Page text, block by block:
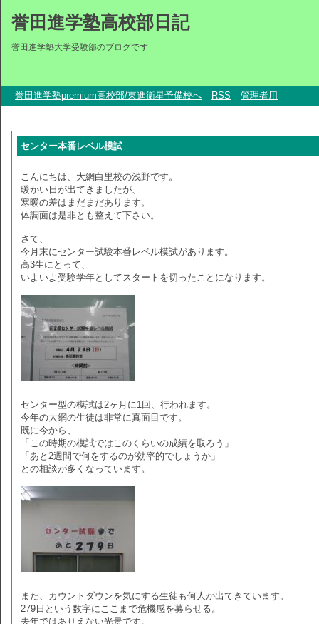
誉田進学塾高校部日記
誉田進学塾大学受験部のブログです
誉田進学塾premium高校部/東進衛星予備校へ RSS 管理者用
センター本番レベル模試
こんにちは、大網白里校の浅野です。
暖かい日が出てきましたが、
寒暖の差はまだまだあります。
体調面は是非とも整えて下さい。
さて、
今月末にセンター試験本番レベル模試があります。
高3生にとって、
いよいよ受験学年としてスタートを切ったことになります。
センター型の模試は2ヶ月に1回、行われます。
今年の大網の生徒は非常に真面目です。
既に今から、
「この時期の模試ではこのくらいの成績を取ろう」
「あと2週間で何をするのが効率的でしょうか」
との相談が多くなっています。
また、カウントダウンを気にする生徒も何人か出てきています。
279日という数字にここまで危機感を募らせる。
去年ではありえない光景です。